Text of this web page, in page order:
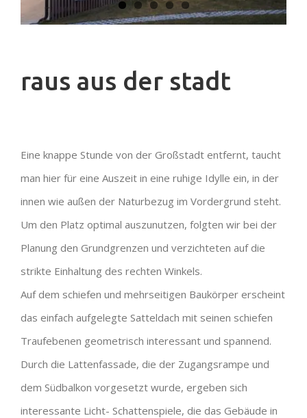
raus aus der stadt
Eine knappe Stunde von der Großstadt entfernt, taucht
man hier für eine Auszeit in eine ruhige Idylle ein, in der
innen wie außen der Naturbezug im Vordergrund steht.
Um den Platz optimal auszunutzen, folgten wir bei der
Planung den Grundgrenzen und verzichteten auf die
strikte Einhaltung des rechten Winkels.
Auf dem schiefen und mehrseitigen Baukörper erscheint
das einfach aufgelegte Satteldach mit seinen schiefen
Traufebenen geometrisch interessant und spannend.
Durch die Lattenfassade, die der Zugangsrampe und
dem Südbalkon vorgesetzt wurde, ergeben sich
interessante Licht- Schattenspiele, die das Gebäude in